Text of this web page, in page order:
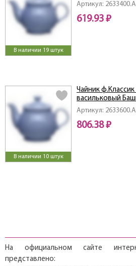
В наличии 19 штук
Артикул:
619.93 ₽
В наличии 10 штук
Артикул:
Чайник
васильковый
806.38 ₽
На официальном сайте
представлено: